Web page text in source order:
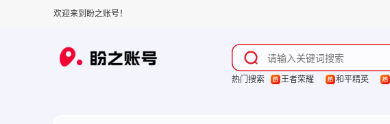
欢迎来到盼之账号！
热门搜索 王者荣耀 和平精英